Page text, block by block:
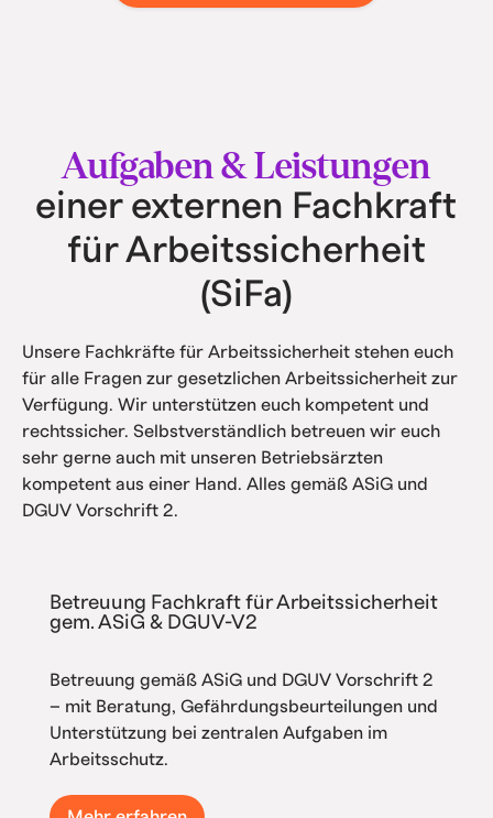
Aufgaben & Leistungen
einer externen Fachkraft
für Arbeitssicherheit
(SiFa)
Unsere Fachkräfte für Arbeitssicherheit stehen euch
für alle Fragen zur gesetzlichen Arbeitssicherheit zur
Verfügung. Wir unterstützen euch kompetent und
rechtssicher. Selbstverständlich betreuen wir euch
sehr gerne auch mit unseren Betriebsärzten
kompetent aus einer Hand. Alles gemäß ASiG und
DGUV Vorschrift 2.
Betreuung Fachkraft für Arbeitssicherheit
gem. ASiG & DGUV-V2
Betreuung gemäß ASiG und DGUV Vorschrift 2
– mit Beratung, Gefährdungsbeurteilungen und
Unterstützung bei zentralen Aufgaben im
Arbeitsschutz.